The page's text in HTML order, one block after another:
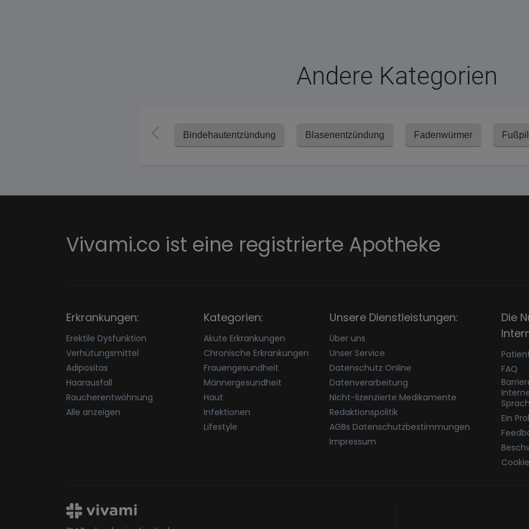
Andere Kategorien
Bindehautentzündung Blasenentzündung Fadenwürmer
Vivami.co ist eine registrierte Apotheke
Erkrankungen:
Erektile Dysfunktion
Verhütungsmittel
Adipositas
Haarausfall
Raucherentwöhnung
Alle anzeigen
Kategorien:
Akute Erkrankungen
Chronische Erkrankungen
Frauengesundheit
Männergesundheit
Haut
Infektionen
Lifestyle
Unsere Dienstleistungen:
Über uns
Unser Service
Datenschutz Online
Datenverarbeitung
Nicht-lizenzierte Medikamente
Redaktionspolitik
AGBs Datenschutzbestimmungen
Impressum
Die
FAQ
Ein